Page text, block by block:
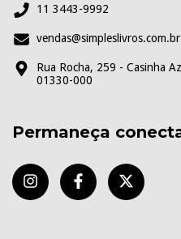
11 3443-9992
vendas@simpleslivros.com.br
Rua Rocha, 259 - Casinha
01330-000
Permaneça